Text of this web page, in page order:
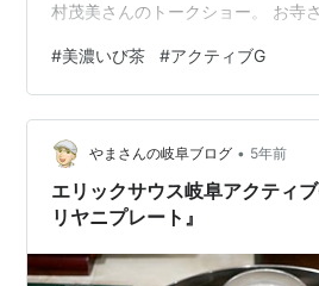
村茂美さんのトークショー。 お寺
いてなど教えてもらいました。 岐
よると、「美濃茶」の産地は「美
濃白川茶」産地に分かれます。 そ
合わせたお茶が生産されています
お茶は、茶畑が東向きで朝陽をし
陽を受けない土地柄。 やさしい味
#美濃いび茶 #アクティブG
やまさんの岐阜ブログ • 5年前
エリックサウス岐阜アクティ
リヤニプレート』